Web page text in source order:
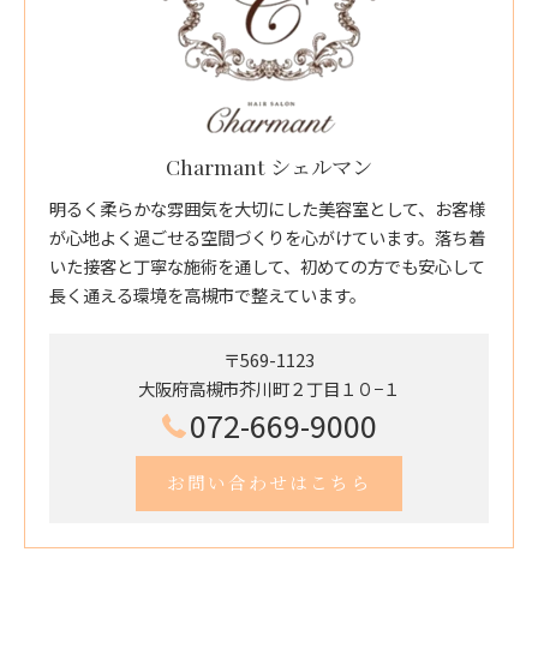
Charmant シェルマン
明るく柔らかな雰囲気を大切にした美容室として、お客様
が心地よく過ごせる空間づくりを心がけています。落ち着
いた接客と丁寧な施術を通して、初めての方でも安心して
長く通える環境を高槻市で整えています。
〒569-1123
大阪府高槻市芥川町２丁目１０−１
072-669-9000
お問い合わせはこちら